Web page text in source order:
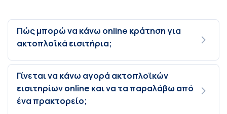
Πώς μπορώ να κάνω online κράτηση για
ακτοπλοϊκά εισιτήρια;
Γίνεται να κάνω αγορά ακτοπλοϊκών
εισιτηρίων online και να τα παραλάβω από
ένα πρακτορείο;